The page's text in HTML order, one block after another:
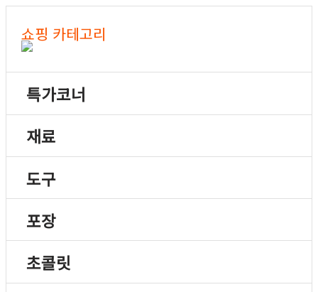
쇼핑 카테고리
특가코너
재료
도구
포장
초콜릿